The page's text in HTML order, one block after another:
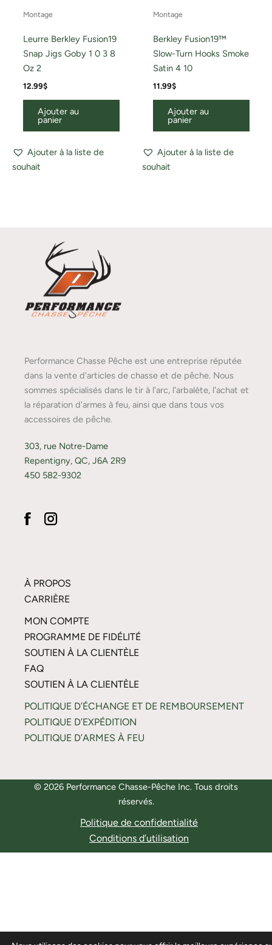
Montage
Leurre Berkley Fusion19
Snap Jigs Goby 1 0 3 8
Oz 2
12.99$
Ajouter au
panier
Ajouter à la liste de
souhait
Montage
Berkley Fusion19™
Slow-Turn Hooks Smoke
Satin 4 10
11.99$
Ajouter au
panier
Ajouter à la liste de
souhait
Performance Chasse Pêche est une entreprise réputée
dans la vente d'articles de chasse et de pêche. Nous
sommes spécialisés dans le tir à l'arc, l'arbalète, l'achat et
la réparation d'armes à feu, ainsi que dans tous vos
accessoires de pêche.
303, rue Notre-Dame
Repentigny, QC, J6A 2R9
450 582-9302
À PROPOS
CARRIÈRE
MON COMPTE
PROGRAMME DE FIDÉLITÉ
SOUTIEN À LA CLIENTÈLE
FAQ
SOUTIEN À LA CLIENTÈLE
POLITIQUE D’ÉCHANGE ET DE REMBOURSEMENT
POLITIQUE D’EXPÉDITION
POLITIQUE D’ARMES À FEU
© 2026 Performance Chasse-Pêche Inc. Tous droits
réservés.
Politique de confidentialité
Conditions d’utilisation